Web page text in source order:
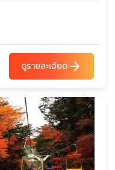
ดูรายละเอียดarrow_forward